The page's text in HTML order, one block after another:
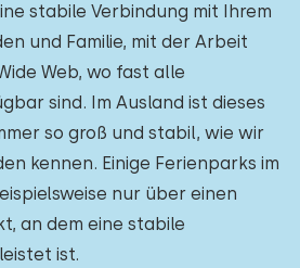
stabile Verbindung mit Ihrem
und Familie, mit der Arbeit
Web, wo fast alle
sind. Im Ausland ist dieses
so groß und stabil, wie wir
kennen. Einige Ferienparks im
nur über einen
an dem eine stabile
ist.